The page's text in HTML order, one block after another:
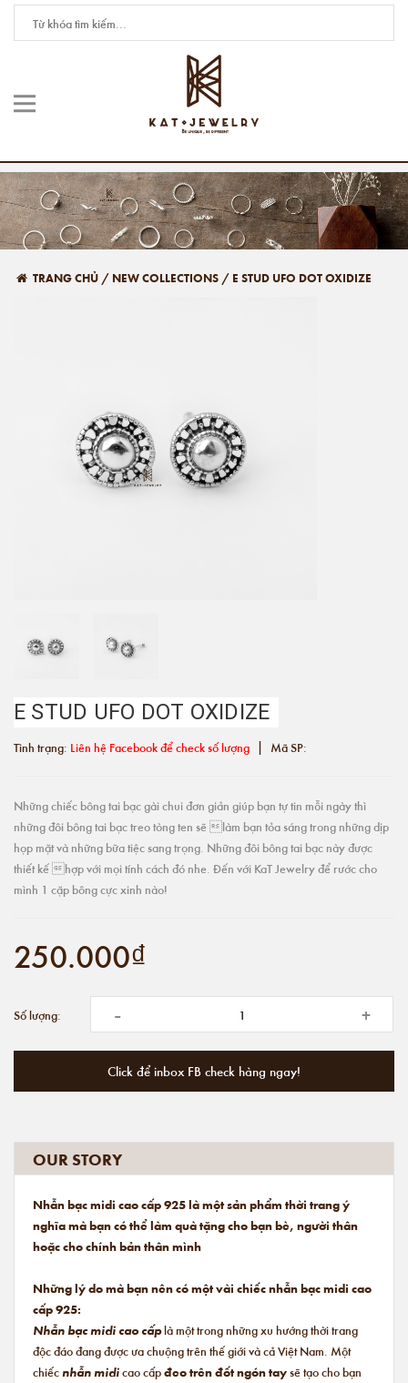
TRANG CHỦ / NEW COLLECTIONS / E STUD UFO DOT OXIDIZE
E STUD UFO DOT OXIDIZE
Tình trạng: Liên hệ Facebook để check số lượng | Mã SP:
Những chiếc bông tai bạc gài chui đơn giản giúp bạn tự tin mỗi ngày thì
những đôi bông tai bạc treo tòng ten sẽ làm bạn tỏa sáng trong những dịp
họp mặt và những bữa tiệc sang trọng. Những đôi bông tai bạc này được
thiết kế hợp với mọi tính cách đó nhe. Đến với KaT Jewelry để rước cho
mình 1 cặp bông cực xinh nào!
250.000₫
Số lượng: - +
Click để inbox FB check hàng ngay!
OUR STORY
Nhẫn bạc midi cao cấp 925 là một sản phẩm thời trang ý
nghĩa mà bạn có thể làm quà tặng cho bạn bè, người thân
hoặc cho chính bản thân mình
Những lý do mà bạn nên có một vài chiếc nhẫn bạc midi cao
cấp 925:
Nhẫn bạc midi cao cấplà một trong những xu hướng thời trang
độc đáo đang được ưa chuộng trên thế giới và cả Việt Nam. Một
chiếcnhẫn midicao cấpđeo trên đốt ngón taysẽ tạo cho bạn